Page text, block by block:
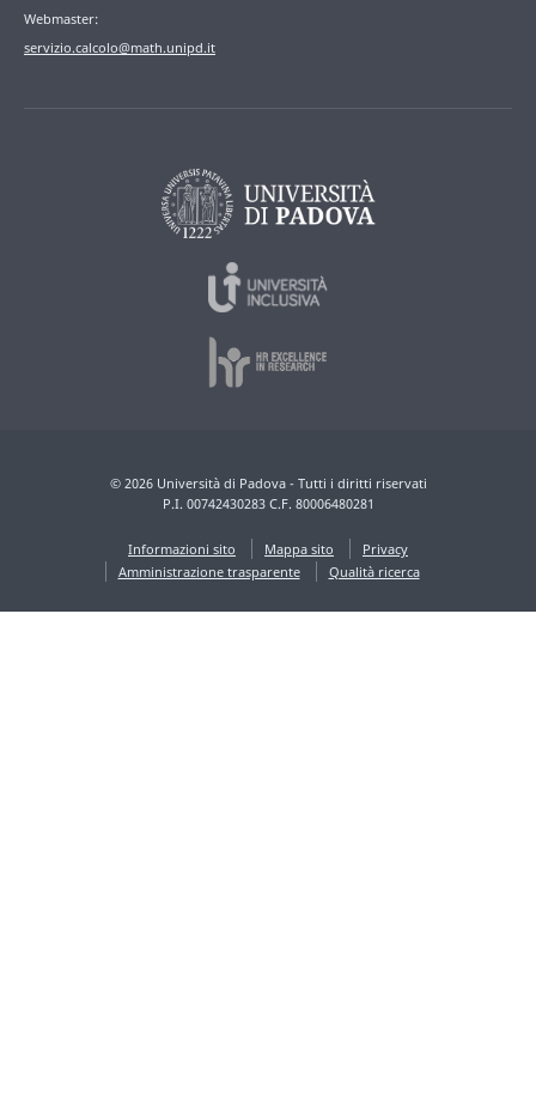
Webmaster:
servizio.calcolo@math.unipd.it
© 2026 Università di Padova - Tutti i diritti riservati
P.I. 00742430283 C.F. 80006480281
Informazioni sito Mappa sito
Privacy
Amministrazione trasparente
Qualità ricerca